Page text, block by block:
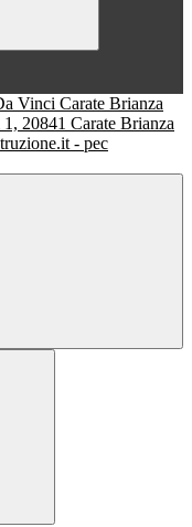
20841 Carate Brianza
- pec